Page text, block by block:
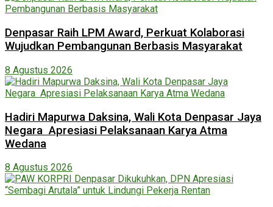
Denpasar Raih LPM Award, Perkuat Kolaborasi
Wujudkan Pembangunan Berbasis Masyarakat
8 Agustus 2026
Hadiri Mapurwa Daksina, Wali Kota Denpasar Jaya
Negara Apresiasi Pelaksanaan Karya Atma
Wedana
8 Agustus 2026